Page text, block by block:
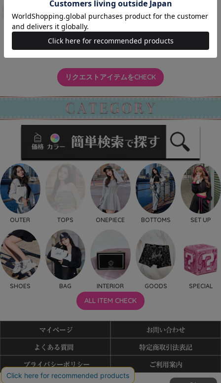
再販一覧をCHECK
リクエストアイテムをCHECK
OUTER TOPS ONEPIECE BOTTOMS SET UP
SHOES BAG INTERIOR GOODS SPECIAL
ALL ITEM CHECK